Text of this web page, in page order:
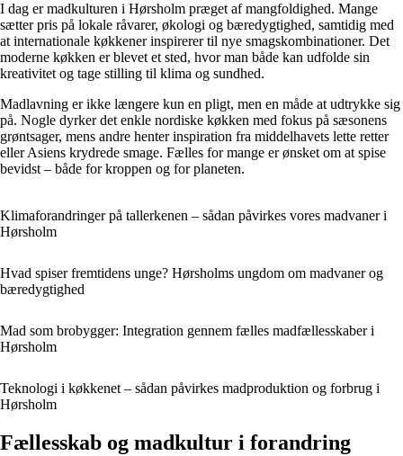
I dag er madkulturen i Hørsholm præget af mangfoldighed. Mange
sætter pris på lokale råvarer, økologi og bæredygtighed, samtidig med
at internationale køkkener inspirerer til nye smagskombinationer. Det
moderne køkken er blevet et sted, hvor man både kan udfolde sin
kreativitet og tage stilling til klima og sundhed.
Madlavning er ikke længere kun en pligt, men en måde at udtrykke sig
på. Nogle dyrker det enkle nordiske køkken med fokus på sæsonens
grøntsager, mens andre henter inspiration fra middelhavets lette retter
eller Asiens krydrede smage. Fælles for mange er ønsket om at spise
bevidst – både for kroppen og for planeten.
Klimaforandringer på tallerkenen – sådan påvirkes vores madvaner i
Hørsholm
Hvad spiser fremtidens unge? Hørsholms ungdom om madvaner og
bæredygtighed
Mad som brobygger: Integration gennem fælles madfællesskaber i
Hørsholm
Teknologi i køkkenet – sådan påvirkes madproduktion og forbrug i
Hørsholm
Fællesskab og madkultur i forandring